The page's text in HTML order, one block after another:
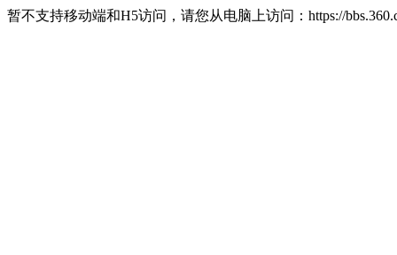
暂不支持移动端和H5访问，请您从电脑上访问：https://